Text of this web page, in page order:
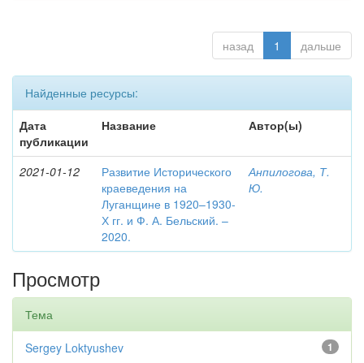
назад 1 дальше
Найденные ресурсы:
Дата
публикации
Название Автор(ы)
2021-01-12
Развитие Исторического
краеведения на
Луганщине в 1920–1930-
Х гг. и Ф. А. Бельский. –
2020.
Анпилогова, Т.
Ю.
Просмотр
Тема
1
Sergey Loktyushev